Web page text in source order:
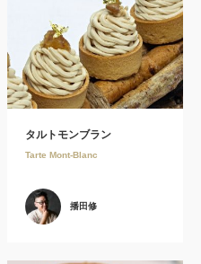
タルトモンブラン
Tarte Mont-Blanc
播田修